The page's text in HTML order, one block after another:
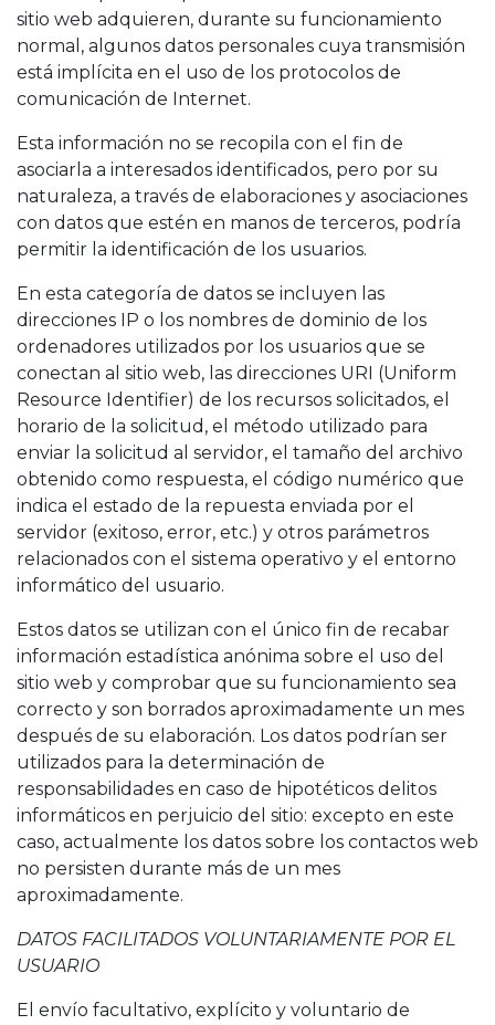
sitio web adquieren, durante su funcionamiento
normal, algunos datos personales cuya transmisión
está implícita en el uso de los protocolos de
comunicación de Internet.
Esta información no se recopila con el fin de
asociarla a interesados identificados, pero por su
naturaleza, a través de elaboraciones y asociaciones
con datos que estén en manos de terceros, podría
permitir la identificación de los usuarios.
En esta categoría de datos se incluyen las
direcciones IP o los nombres de dominio de los
ordenadores utilizados por los usuarios que se
conectan al sitio web, las direcciones URI (Uniform
Resource Identifier) de los recursos solicitados, el
horario de la solicitud, el método utilizado para
enviar la solicitud al servidor, el tamaño del archivo
obtenido como respuesta, el código numérico que
indica el estado de la repuesta enviada por el
servidor (exitoso, error, etc.) y otros parámetros
relacionados con el sistema operativo y el entorno
informático del usuario.
Estos datos se utilizan con el único fin de recabar
información estadística anónima sobre el uso del
sitio web y comprobar que su funcionamiento sea
correcto y son borrados aproximadamente un mes
después de su elaboración. Los datos podrían ser
utilizados para la determinación de
responsabilidades en caso de hipotéticos delitos
informáticos en perjuicio del sitio: excepto en este
caso, actualmente los datos sobre los contactos web
no persisten durante más de un mes
aproximadamente.
DATOS FACILITADOS VOLUNTARIAMENTE POR EL
USUARIO
El envío facultativo, explícito y voluntario de